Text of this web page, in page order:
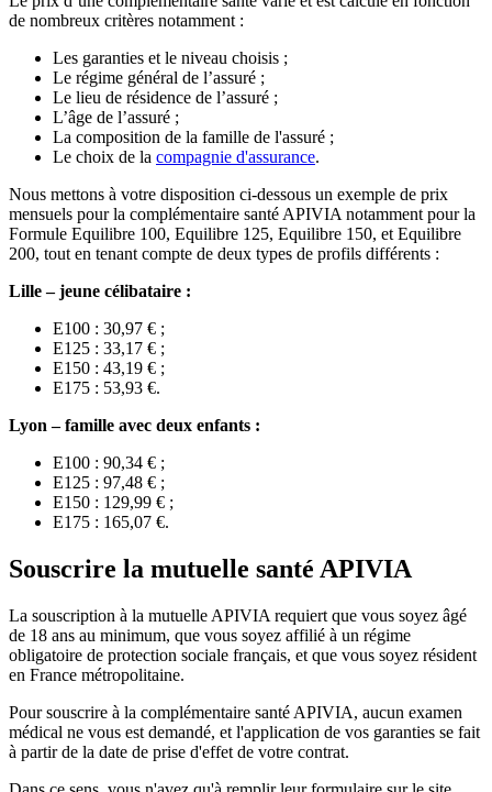
de nombreux critères notamment :
Les garanties et le niveau choisis ;
Le régime général de l’assuré ;
Le lieu de résidence de l’assuré ;
L’âge de l’assuré ;
La composition de la famille de l'assuré ;
Le choix de la compagnie d'assurance.
Nous mettons à votre disposition ci-dessous un exemple de prix
mensuels pour la complémentaire santé APIVIA notamment pour la
Formule Equilibre 100, Equilibre 125, Equilibre 150, et Equilibre
200, tout en tenant compte de deux types de profils différents :
Lille – jeune célibataire :
E100 : 30,97 € ;
E125 : 33,17 € ;
E150 : 43,19 € ;
E175 : 53,93 €.
Lyon – famille avec deux enfants :
E100 : 90,34 € ;
E125 : 97,48 € ;
E150 : 129,99 € ;
E175 : 165,07 €.
Souscrire la mutuelle santé APIVIA
La souscription à la mutuelle APIVIA requiert que vous soyez âgé
de 18 ans au minimum, que vous soyez affilié à un régime
obligatoire de protection sociale français, et que vous soyez résident
en France métropolitaine.
Pour souscrire à la complémentaire santé APIVIA, aucun examen
médical ne vous est demandé, et l'application de vos garanties se fait
à partir de la date de prise d'effet de votre contrat.